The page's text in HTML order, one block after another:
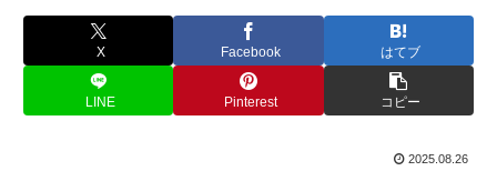
X Facebook はてブ
LINE Pinterest コピー
2025.08.26